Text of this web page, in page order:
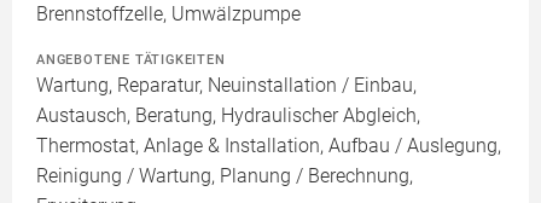
Brennstoffzelle, Umwälzpumpe
ANGEBOTENE TÄTIGKEITEN
Wartung, Reparatur, Neuinstallation / Einbau,
Austausch, Beratung, Hydraulischer Abgleich,
Thermostat, Anlage & Installation, Aufbau / Auslegung,
Reinigung / Wartung, Planung / Berechnung,